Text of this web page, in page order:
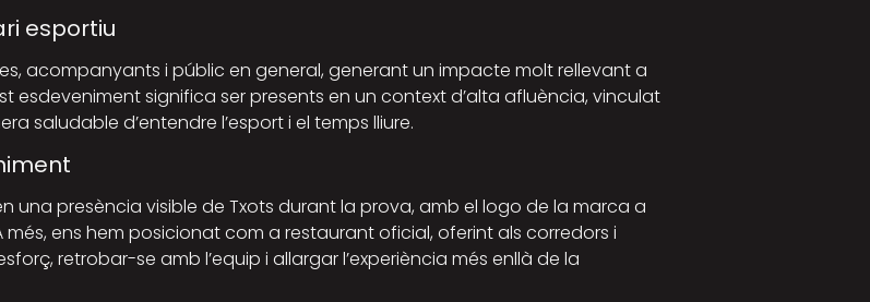
esportiu
acompanyants i públic en general, generant un impacte molt rellevant a
esdeveniment significa ser presents en un context d’alta afluència, vinculat
saludable d’entendre l’esport i el temps lliure.
una presència visible de Txots durant la prova, amb el logo de la marca a
ens hem posicionat com a restaurant oficial, oferint als corredors i
retrobar-se amb l’equip i allargar l’experiència més enllà de la